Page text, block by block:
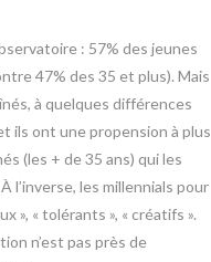
: 57% des jeunes
47% des 35 et plus). Mais
à quelques différences
ils ont une propension à plus
(les + de 35 ans) qui les
l’inverse, les millennials pour
», « tolérants », « créatifs ».
n’est pas près de